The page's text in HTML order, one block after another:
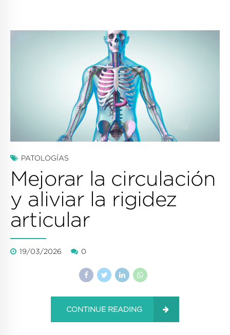
PATOLOGÍAS
Mejorar la circulación
y aliviar la rigidez
articular
19/03/2026 0
CONTINUE READING